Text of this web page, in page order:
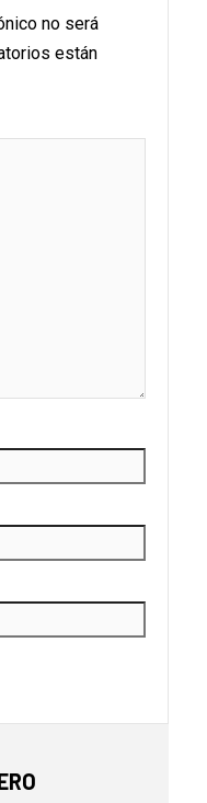
no será
están